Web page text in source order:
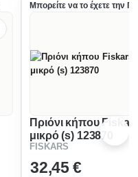
Μπορείτε να το έχετε την
Πριόνι κήπου
μικρό (s) 123870
FISKARS
32,45 €